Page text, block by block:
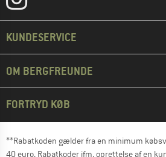
KUNDESERVICE
OM BERGFREUNDE
FORTRYD KØB
**Rabatkoden gælder fra en minimum
40 euro. Rabatkoder ifm. oprettelse af en